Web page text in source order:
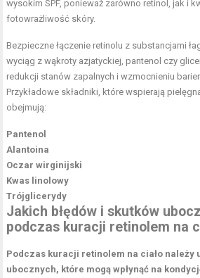
wysokim SPF, ponieważ zarówno retinol, jak i
fotowrażliwość skóry.
Bezpieczne łączenie retinolu z substancjami
wyciąg z wąkroty azjatyckiej, pantenol czy
redukcji stanów zapalnych i wzmocnieniu
Przykładowe składniki, które wspierają
obejmują:
Pantenol
Alantoina
Oczar wirginijski
Kwas linolowy
Trójglicerydy
Jakich błędów i skutków
podczas kuracji retinolem na
Podczas kuracji retinolem na ciało należy
ubocznych, które mogą wpłynąć na